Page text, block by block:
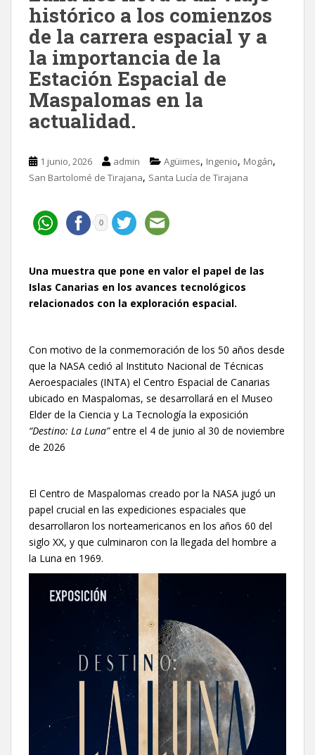
histórico a los comienzos
de la carrera espacial y a
la importancia de la
Estación Espacial de
Maspalomas en la
actualidad.
1 junio, 2026 admin Agüimes, Ingenio, Mogán,
San Bartolomé de Tirajana, Santa Lucía de Tirajana
0
Una muestra que pone en valor el papel de las
Islas Canarias en los avances tecnológicos
relacionados con la exploración espacial.
Con motivo de la conmemoración de los 50 años desde
que la NASA cedió al Instituto Nacional de Técnicas
Aeroespaciales (INTA) el Centro Espacial de Canarias
ubicado en Maspalomas, se desarrollará en el Museo
Elder de la Ciencia y La Tecnología la exposición
“Destino: La Luna”entre el 4 de junio al 30 de noviembre
de 2026
El Centro de Maspalomas creado por la NASA jugó un
papel crucial en las expediciones espaciales que
desarrollaron los norteamericanos en los años 60 del
siglo XX, y que culminaron con la llegada del hombre a
la Luna en 1969.